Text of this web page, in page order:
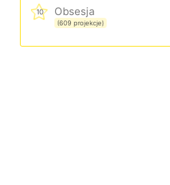
10 Obsesja
(609 projekcje)